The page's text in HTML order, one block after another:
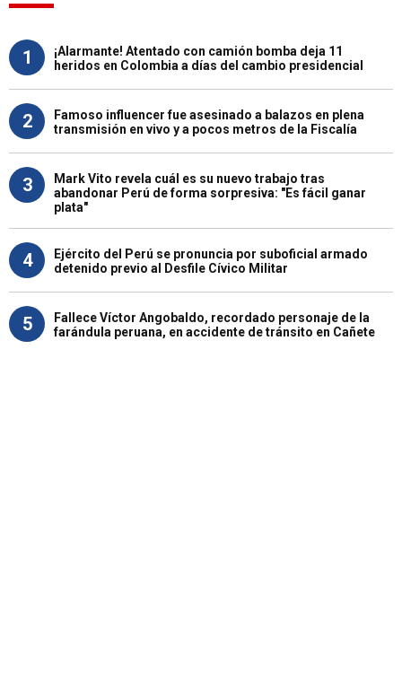
1
¡Alarmante! Atentado con camión bomba deja 11
heridos en Colombia a días del cambio presidencial
2
Famoso influencer fue asesinado a balazos en plena
transmisión en vivo y a pocos metros de la Fiscalía
3
Mark Vito revela cuál es su nuevo trabajo tras
abandonar Perú de forma sorpresiva: "Es fácil ganar
plata"
4
Ejército del Perú se pronuncia por suboficial armado
detenido previo al Desfile Cívico Militar
5
Fallece Víctor Angobaldo, recordado personaje de la
farándula peruana, en accidente de tránsito en Cañete